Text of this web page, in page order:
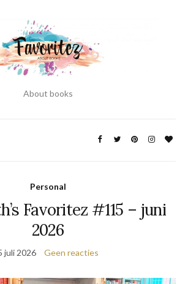
About books
Personal
Favoritez #115 – juni
2026
juli 2026 Geen reacties